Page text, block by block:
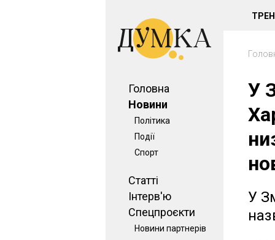
Головна
Новини
Політика
Події
Спорт
Статті
Інтерв'ю
Спецпроєкти
Новини партнерів
У
У